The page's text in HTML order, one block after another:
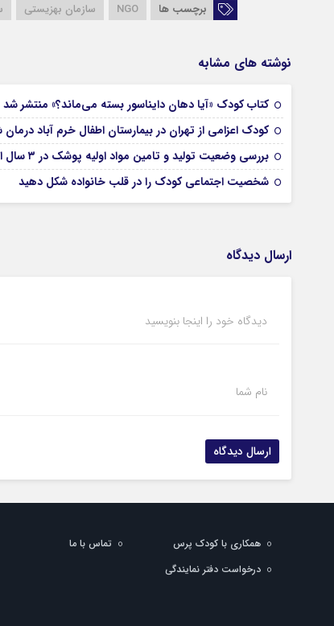
برچسب ها NGO سازمان بهزیستی
نوشته های مشابه
کتاب کودک «آیا دهان دایناسور بسته می‌ماند؟» منتشر شد
کودک اعزامی از تهران در بیمارستان اطفال خرم آباد
بررسی وضعیت تولید و تامین مواد اولیه پوشک در ۳ سال اخیر
شخصیت اجتماعی کودک را در قلب خانواده شکل دهید
ارسال دیدگاه
دیدگاه خود را اینجا بنویسید
نام شما
همکاری با کودک پرس تماس با ما
درخواست دفتر نمایندگی